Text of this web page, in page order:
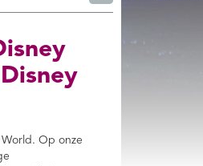
World. Op onze